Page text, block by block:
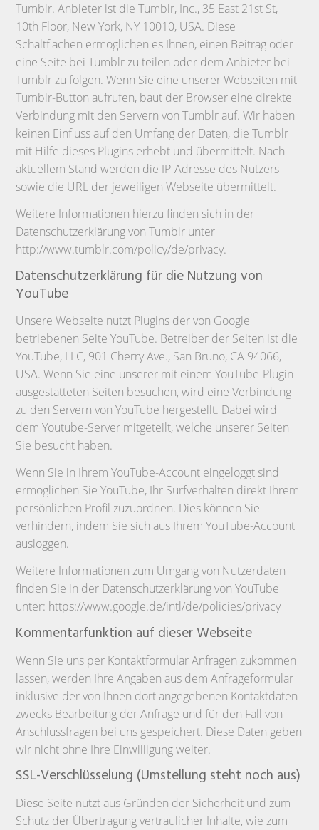
Tumblr. Anbieter ist die Tumblr, Inc., 35 East 21st St,
10th Floor, New York, NY 10010, USA. Diese
Schaltflächen ermöglichen es Ihnen, einen Beitrag oder
eine Seite bei Tumblr zu teilen oder dem Anbieter bei
Tumblr zu folgen. Wenn Sie eine unserer Webseiten mit
Tumblr-Button aufrufen, baut der Browser eine direkte
Verbindung mit den Servern von Tumblr auf. Wir haben
keinen Einfluss auf den Umfang der Daten, die Tumblr
mit Hilfe dieses Plugins erhebt und übermittelt. Nach
aktuellem Stand werden die IP-Adresse des Nutzers
sowie die URL der jeweiligen Webseite übermittelt.
Weitere Informationen hierzu finden sich in der
Datenschutzerklärung von Tumblr unter
http://www.tumblr.com/policy/de/privacy.
Datenschutzerklärung für die Nutzung von
YouTube
Unsere Webseite nutzt Plugins der von Google
betriebenen Seite YouTube. Betreiber der Seiten ist die
YouTube, LLC, 901 Cherry Ave., San Bruno, CA 94066,
USA. Wenn Sie eine unserer mit einem YouTube-Plugin
ausgestatteten Seiten besuchen, wird eine Verbindung
zu den Servern von YouTube hergestellt. Dabei wird
dem Youtube-Server mitgeteilt, welche unserer Seiten
Sie besucht haben.
Wenn Sie in Ihrem YouTube-Account eingeloggt sind
ermöglichen Sie YouTube, Ihr Surfverhalten direkt Ihrem
persönlichen Profil zuzuordnen. Dies können Sie
verhindern, indem Sie sich aus Ihrem YouTube-Account
ausloggen.
Weitere Informationen zum Umgang von Nutzerdaten
finden Sie in der Datenschutzerklärung von YouTube
unter: https://www.google.de/intl/de/policies/privacy
Kommentarfunktion auf dieser Webseite
Wenn Sie uns per Kontaktformular Anfragen zukommen
lassen, werden Ihre Angaben aus dem Anfrageformular
inklusive der von Ihnen dort angegebenen Kontaktdaten
zwecks Bearbeitung der Anfrage und für den Fall von
Anschlussfragen bei uns gespeichert. Diese Daten geben
wir nicht ohne Ihre Einwilligung weiter.
SSL-Verschlüsselung (Umstellung steht noch aus)
Diese Seite nutzt aus Gründen der Sicherheit und zum
Schutz der Übertragung vertraulicher Inhalte, wie zum